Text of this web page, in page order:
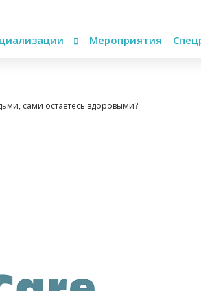
Мероприятия
сами остаетесь здоровыми?